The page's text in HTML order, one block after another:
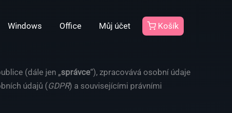
Windows Office Můj účet Košík
(dále jen „správce“), zpracovává osobní údaje
údajů (GDPR) a souvisejícími právními